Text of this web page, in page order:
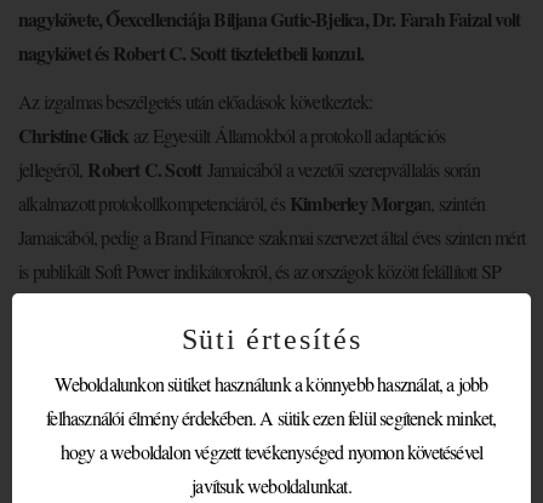
nagykövete, Őexcellenciája Biljana Gutic-Bjelica, Dr. Farah Faizal volt
nagykövet és Robert C. Scott tiszteletbeli konzul.
Az izgalmas beszélgetés után előadások következtek:
Christine Glick az Egyesült Államokból a protokoll adaptációs
jellegéről, Robert C. ScottJamaicából a vezetői szerepvállalás során
alkalmazott protokollkompetenciáról, és Kimberley Morgan, szintén
Jamaicából, pedig a Brand Finance szakmai szervezet által éves szinten mért
is publikált Soft Power indikátorokról, és az országok között felállított SP
WPMC 2026 – GIVING VOICE AND VISIBILITY TO ALL
PROTOCOL PROFESSIONALS
MODERATOR’S GREETING by Barnabás RÉTI
Opening ceremony
Organizers Overview: Dr. Nikoletta Hosso, WPMC recap
Süti értesítés
Weboldalunkon sütiket használunk a könnyebb használat, a jobb
felhasználói élmény érdekében. A sütik ezen felül segítenek minket,
hogy a weboldalon végzett tevékenységed nyomon követésével
javítsuk weboldalunkat.